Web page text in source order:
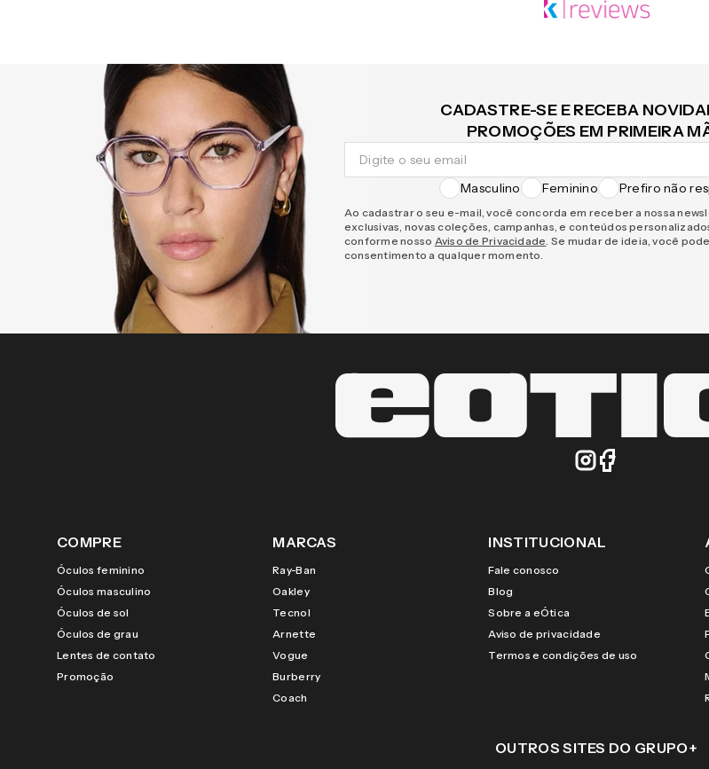
CADASTRE-SE E RECEBA
PROMOÇÕES EM PRIMEIRA
Masculino Feminino Prefiro não
Ao cadastrar o seu e-mail, você concorda em receber a nossa
exclusivas, novas coleções, campanhas, e conteúdos
conforme nosso Aviso de Privacidade. Se mudar de ideia, você
consentimento a qualquer momento.
COMPRE
Óculos feminino
Óculos masculino
Óculos de sol
Óculos de grau
Lentes de contato
Promoção
MARCAS
Ray-Ban
Oakley
Tecnol
Arnette
Vogue
Burberry
Coach
INSTITUCIONAL
Fale conosco
Blog
Sobre a eÓtica
Aviso de privacidade
Termos e condições de uso
OUTROS SITES DO GRUPO+